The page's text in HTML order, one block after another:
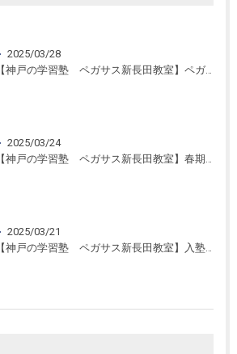
2025/03/28
【神戸の学習塾 ペガサス新長田教室】ペガサス学習スタイル！
2025/03/24
【神戸の学習塾 ペガサス新長田教室】春期講習開催！
2025/03/21
【神戸の学習塾 ペガサス新長田教室】入塾金無料キャンペーン！